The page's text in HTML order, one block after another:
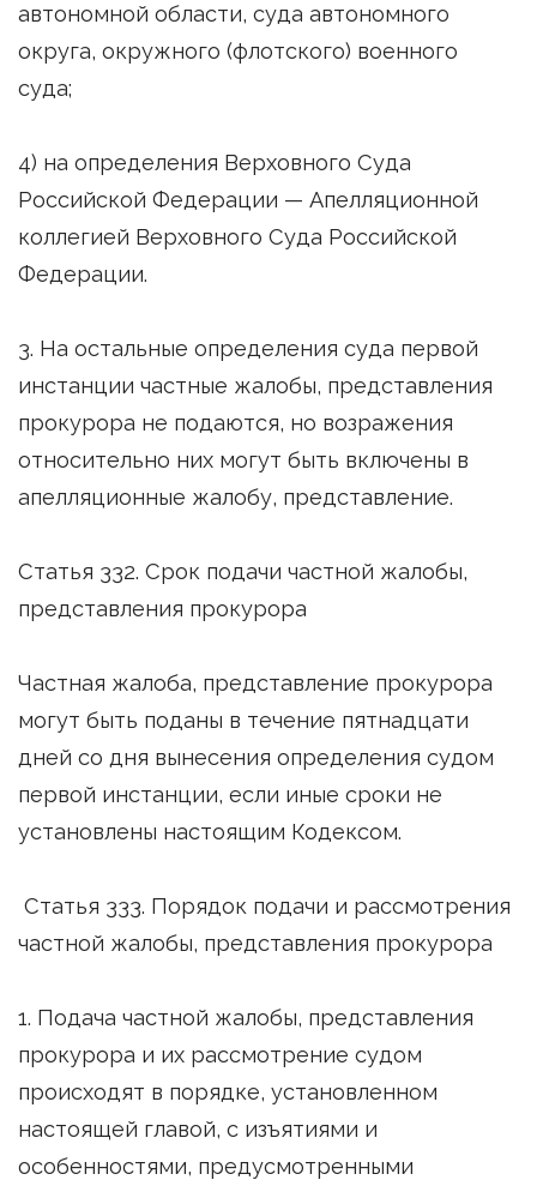
автономной области, суда автономного
округа, окружного (флотского) военного
суда;
4) на определения Верховного Суда
Российской Федерации — Апелляционной
коллегией Верховного Суда Российской
Федерации.
3. На остальные определения суда первой
инстанции частные жалобы, представления
прокурора не подаются, но возражения
относительно них могут быть включены в
апелляционные жалобу, представление.
Статья 332. Срок подачи частной жалобы,
представления прокурора
Частная жалоба, представление прокурора
могут быть поданы в течение пятнадцати
дней со дня вынесения определения судом
первой инстанции, если иные сроки не
установлены настоящим Кодексом.
Статья 333. Порядок подачи и рассмотрения
частной жалобы, представления прокурора
1. Подача частной жалобы, представления
прокурора и их рассмотрение судом
происходят в порядке, установленном
настоящей главой, с изъятиями и
особенностями, предусмотренными